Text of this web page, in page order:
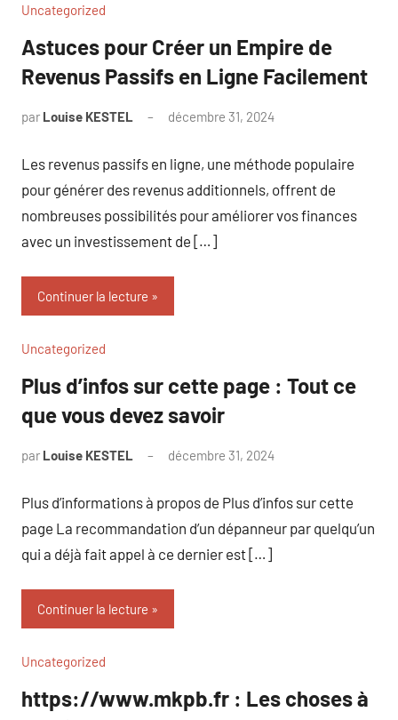
Uncategorized
Astuces pour Créer un Empire de
Revenus Passifs en Ligne Facilement
par Louise KESTEL décembre 31, 2024
Les revenus passifs en ligne, une méthode populaire
pour générer des revenus additionnels, offrent de
nombreuses possibilités pour améliorer vos finances
avec un investissement de […]
Continuer la lecture
Uncategorized
Plus d’infos sur cette page : Tout ce
que vous devez savoir
par Louise KESTEL décembre 31, 2024
Plus d’informations à propos de Plus d’infos sur cette
page La recommandation d’un dépanneur par quelqu’un
qui a déjà fait appel à ce dernier est […]
Continuer la lecture
Uncategorized
https://www.mkpb.fr : Les choses à